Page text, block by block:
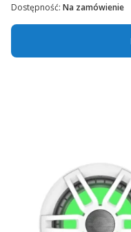
Dostępność: Na zamówienie